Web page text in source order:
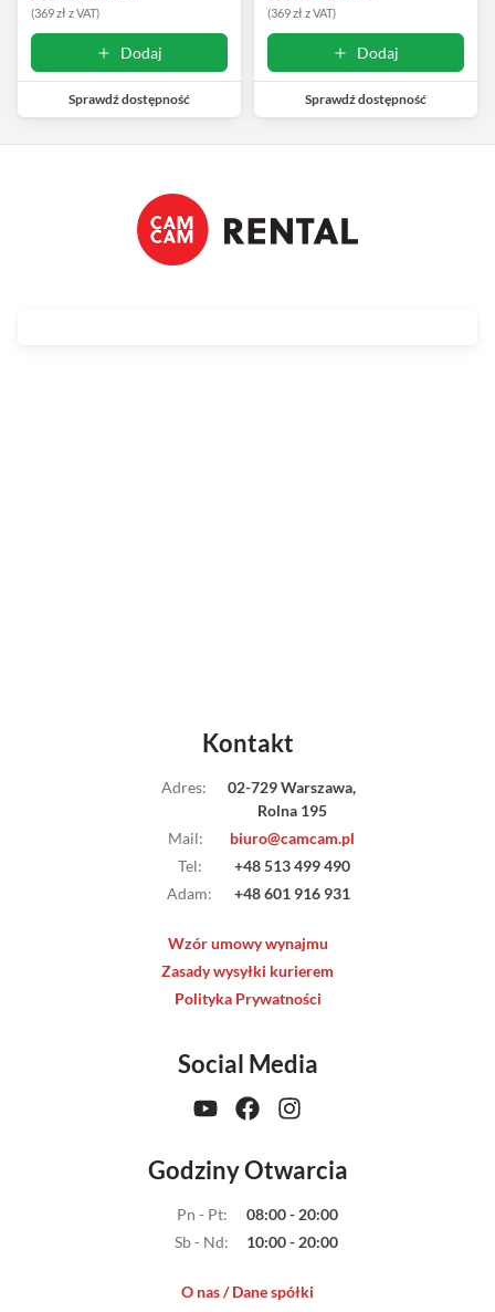
(369złz VAT)
Dodaj
Sprawdź dostępność
(369złz VAT)
Dodaj
Sprawdź dostępność
Filtry
Mały dyżur
Kontakt
Adres:
02-729 Warszawa,
Rolna 195
Mail:
biuro@camcam.pl
Tel:
+48 513 499 490
Adam: +48 601 916 931
Wzór umowy wynajmu
Zasady wysyłki kurierem
Polityka Prywatności
Social Media
Godziny Otwarcia
Pn - Pt:
08:00 - 20:00
Sb - Nd: 10:00 - 20:00
O nas / Dane spółki